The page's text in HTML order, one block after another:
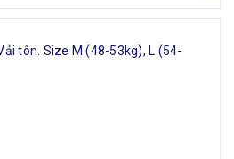
tôn. Size M (48-53kg), L (54-